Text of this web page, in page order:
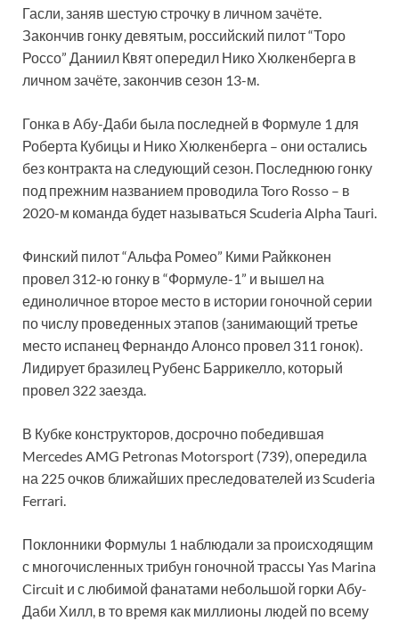
Гасли, заняв шестую строчку в личном зачёте.
Закончив гонку девятым, российский пилот “Торо
Россо” Даниил Квят опередил Нико Хюлкенберга в
личном зачёте, закончив сезон 13-м.
Гонка в Абу-Даби была последней в Формуле 1 для
Роберта Кубицы и Нико Хюлкенберга – они остались
без контракта на следующий сезон. Последнюю гонку
под прежним названием проводила Toro Rosso – в
2020-м команда будет называться Scuderia Alpha Tauri.
Финский пилот “Альфа Ромео” Кими Райкконен
провел 312-ю гонку в “Формуле-1” и вышел на
единоличное второе место в истории гоночной серии
по числу проведенных этапов (занимающий третье
место испанец Фернандо Алонсо провел 311 гонок).
Лидирует бразилец Рубенс Баррикелло, который
провел 322 заезда.
В Кубке конструкторов, досрочно победившая
Mercedes AMG Petronas Motorsport (739), опередила
на 225 очков ближайших преследователей из Scuderia
Ferrari.
Поклонники Формулы 1 наблюдали за происходящим
с многочисленных трибун гоночной трассы Yas Marina
Circuit и с любимой фанатами небольшой горки Абу-
Даби Хилл, в то время как миллионы людей по всему